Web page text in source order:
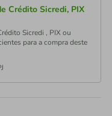
Crédito Sicredi, PIX
Sicredi , PIX ou
para a compra deste